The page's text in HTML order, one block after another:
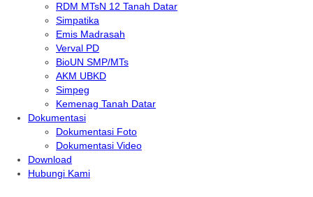
RDM MTsN 12 Tanah Datar
Simpatika
Emis Madrasah
Verval PD
BioUN SMP/MTs
AKM UBKD
Simpeg
Kemenag Tanah Datar
Dokumentasi
Dokumentasi Foto
Dokumentasi Video
Download
Hubungi Kami